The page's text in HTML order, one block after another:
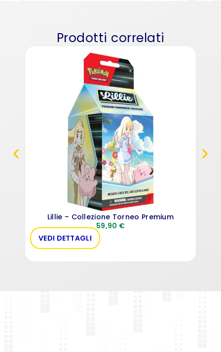
Prodotti correlati
Lillie – Collezione Torneo Premium
59,90 €
VEDI DETTAGLI